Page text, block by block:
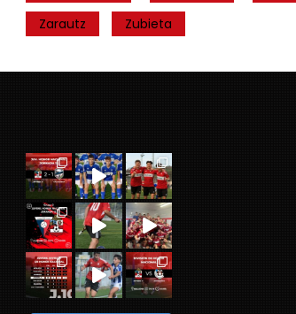
Zarautz
Zubieta